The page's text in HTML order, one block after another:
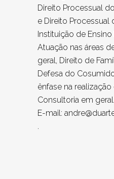
Direito Processual
e Direito Processual
Instituição de Ensino
Atuação nas áreas
geral, Direito de
Defesa do
ênfase na
Consultoria em geral.
E-mail:
.